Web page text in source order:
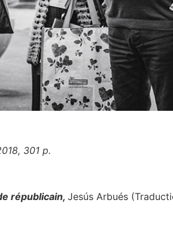
301 p.
républicain, Jesús Arbués